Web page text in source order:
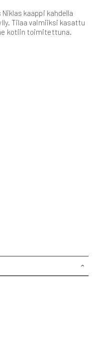
kaappi kahdella
Tilaa valmiiksi kasattu
kotiin toimitettuna.